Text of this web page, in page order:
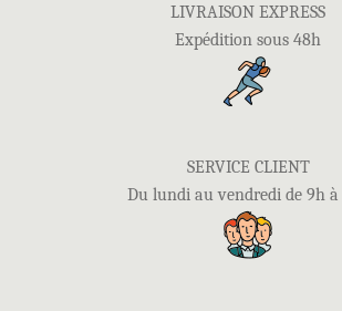
LIVRAISON EXPRESS
Expédition sous 48h
SERVICE CLIENT
Du lundi au vendredi de 9h à